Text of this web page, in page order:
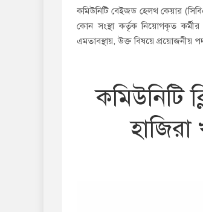
কমিউনিটি বেইজড হেলথ কেয়ার
কোন সংস্থা কর্তৃক নিয়োগকৃত কর্মীর
এমতাবস্থায়, উক্ত বিষয়ে প্রয়োজনীয়
কমিউনিটি
হাজিরা